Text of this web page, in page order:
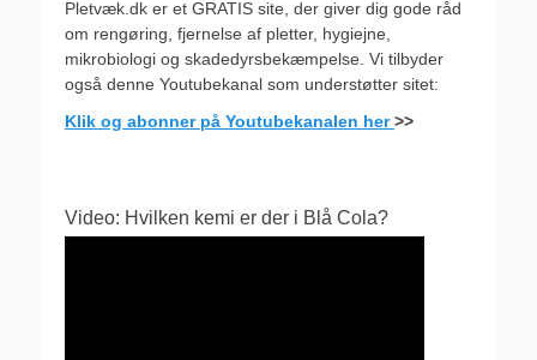
Pletvæk.dk er et GRATIS site, der giver dig gode råd
om rengøring, fjernelse af pletter, hygiejne,
mikrobiologi og skadedyrsbekæmpelse. Vi tilbyder
også denne Youtubekanal som understøtter sitet:
Klik og abonner på Youtubekanalen her>>
Video: Hvilken kemi er der i Blå Cola?